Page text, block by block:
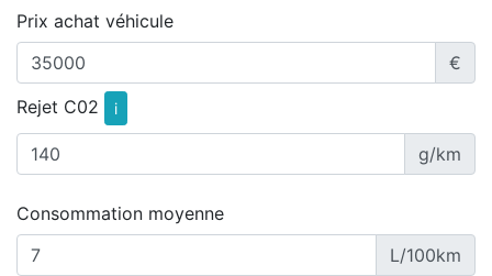
Prix achat véhicule
€
Rejet C02
i
g/km
Consommation moyenne
L/100km